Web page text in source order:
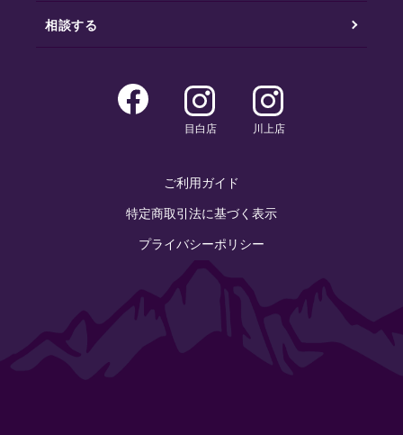
相談する
目白店 川上店
ご利用ガイド
特定商取引法に基づく表示
プライバシーポリシー